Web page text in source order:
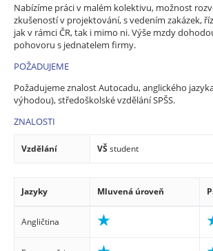
Nabízíme práci v malém kolektivu, možnost
zkušeností v projektování, s vedením zakázek,
jak v rámci ČR, tak i mimo ni. Výše mzdy
pohovoru s jednatelem firmy.
POŽADUJEME
Požadujeme znalost Autocadu, anglického
výhodou), středoškolské vzdělání SPŠS.
ZNALOSTI
Vzdělání VŠ student
Jazyky Mluvená úroveň
Angličtina